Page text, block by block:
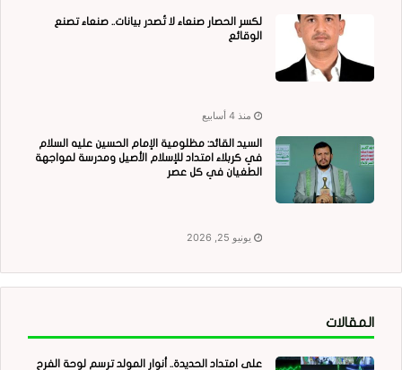
لكسر الحصار صنعاء لا تُصدر بيانات.. صنعاء تصنع
الوقائع
منذ 4 أسابيع
السيد القائد: مظلومية الإمام الحسين عليه السلام
في كربلاء امتداد للإسلام الأصيل ومدرسة لمواجهة
الطغيان في كل عصر
يونيو 25, 2026
المقالات
على امتداد الحديدة.. أنوار المولد ترسم لوحة الفرح